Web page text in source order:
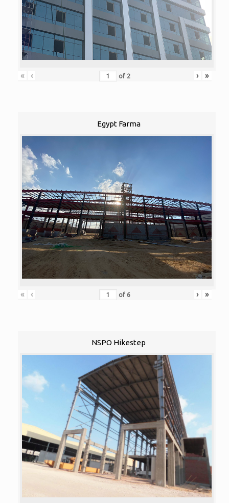
« ‹ of 2 › »
Egypt Farma
« ‹ of 6 › »
NSPO Hikestep